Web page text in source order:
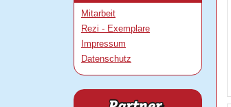
Mitarbeit
Rezi - Exemplare
Impressum
Datenschutz